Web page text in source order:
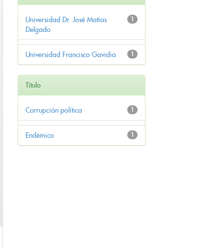
1
Universidad Dr. José Matías
Delgado
1
Universidad Francisco Gavidia
Título
1
Corrupción política
1
Endémico